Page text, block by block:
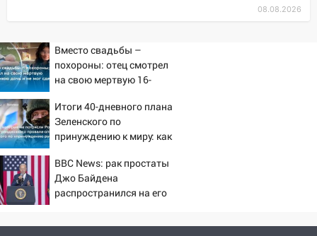
В Заволжском районе дерево
13:08
Ураган ударил по Ульяновску:
сорванные крыши, поваленные деревья,
затопленные улицы и остановившиеся
трамваи
12:17
Ульяновск накрыл крупный град:
после ливня город снова уходит под
воду
12:12
Прокуратура взяла на контроль
ДТП с шестилетним ребёнком на улице
08.08.2026
Вместо свадьбы –
похороны: отец смотрел
на свою мертвую 16-
сдержать слезы
Итоги 40-дневного плана
Зеленского по
принуждению к миру: как
разбор провала операции
Украины от военкора
Коца
BBC News: рак простаты
Джо Байдена
распространился на его